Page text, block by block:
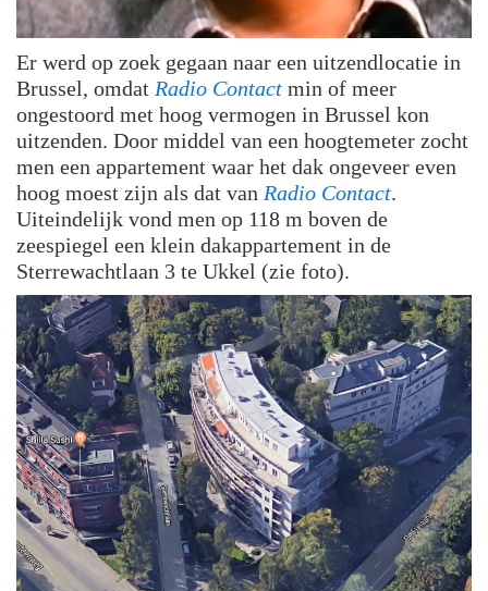
Er werd op zoek gegaan naar een uitzendlocatie in
Brussel, omdat Radio Contact min of meer
ongestoord met hoog vermogen in Brussel kon
uitzenden. Door middel van een hoogtemeter zocht
men een appartement waar het dak ongeveer even
hoog moest zijn als dat van Radio Contact.
Uiteindelijk vond men op 118 m boven de
zeespiegel een klein dakappartement in de
Sterrewachtlaan 3 te Ukkel (zie foto).